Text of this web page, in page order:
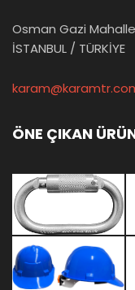
Osman Gazi
İSTANBUL / TÜRKİYE
ÖNE ÇIKAN